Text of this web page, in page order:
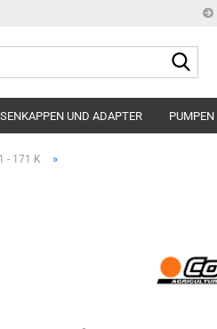
UND ADAPTER PUMPEN
- 171 K »